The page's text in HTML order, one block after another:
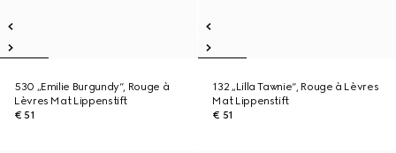
530 „Emilie Burgundy“, Rouge à
Lèvres Mat Lippenstift
€ 51
132 „Lilla Tawnie“, Rouge à Lèvres
Mat Lippenstift
€ 51